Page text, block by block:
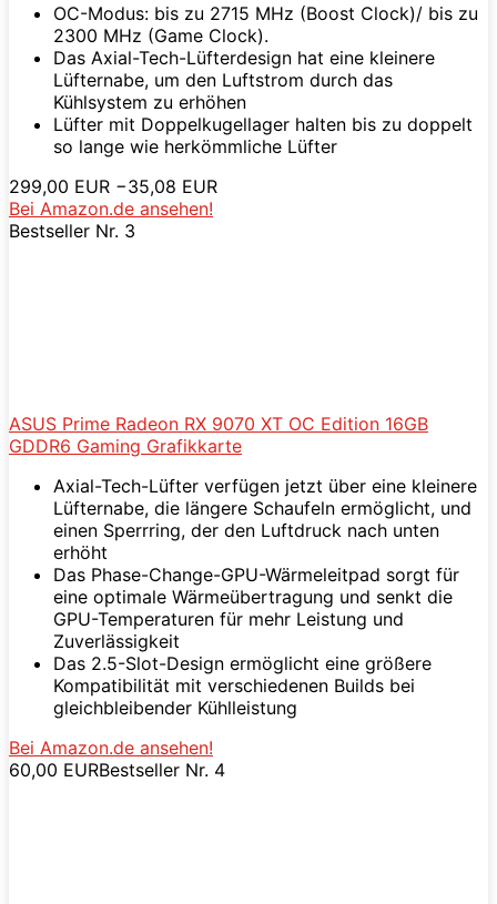
OC-Modus: bis zu 2715 MHz (Boost Clock)/ bis zu
2300 MHz (Game Clock).
Das Axial-Tech-Lüfterdesign hat eine kleinere
Lüfternabe, um den Luftstrom durch das
Kühlsystem zu erhöhen
Lüfter mit Doppelkugellager halten bis zu doppelt
so lange wie herkömmliche Lüfter
299,00 EUR −35,08 EUR
Bei Amazon.de ansehen!
Bestseller Nr. 3
ASUS Prime Radeon RX 9070 XT OC Edition 16GB
GDDR6 Gaming Grafikkarte
Axial-Tech-Lüfter verfügen jetzt über eine kleinere
Lüfternabe, die längere Schaufeln ermöglicht, und
einen Sperrring, der den Luftdruck nach unten
erhöht
Das Phase-Change-GPU-Wärmeleitpad sorgt für
eine optimale Wärmeübertragung und senkt die
GPU-Temperaturen für mehr Leistung und
Zuverlässigkeit
Das 2.5-Slot-Design ermöglicht eine größere
Kompatibilität mit verschiedenen Builds bei
gleichbleibender Kühlleistung
Bei Amazon.de ansehen!
60,00 EURBestseller Nr. 4